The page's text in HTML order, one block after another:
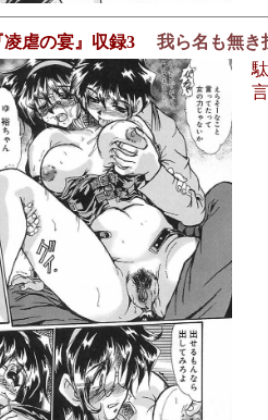
虐の宴』収録3
我ら名も無き